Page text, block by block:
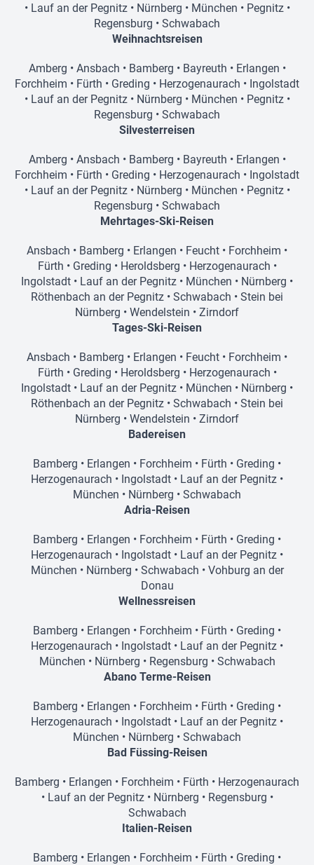
• Lauf an der Pegnitz• Nürnberg • München • Pegnitz•
Regensburg • Schwabach
Weihnachtsreisen
Amberg • Ansbach • Bamberg • Bayreuth • Erlangen •
Forchheim • Fürth • Greding • Herzogenaurach • Ingolstadt
• Lauf an der Pegnitz• Nürnberg • München • Pegnitz•
Regensburg • Schwabach
Silvesterreisen
Amberg • Ansbach • Bamberg • Bayreuth • Erlangen •
Forchheim • Fürth • Greding • Herzogenaurach • Ingolstadt
• Lauf an der Pegnitz• Nürnberg • München • Pegnitz•
Regensburg • Schwabach
Mehrtages-Ski-Reisen
Ansbach • Bamberg • Erlangen • Feucht • Forchheim •
Fürth • Greding • Heroldsberg • Herzogenaurach •
Ingolstadt • Lauf an der Pegnitz • München • Nürnberg •
Röthenbach an der Pegnitz • Schwabach • Stein bei
Nürnberg • Wendelstein • Zirndorf
Tages-Ski-Reisen
Ansbach • Bamberg • Erlangen • Feucht • Forchheim •
Fürth • Greding • Heroldsberg • Herzogenaurach •
Ingolstadt • Lauf an der Pegnitz • München • Nürnberg •
Röthenbach an der Pegnitz • Schwabach • Stein bei
Nürnberg • Wendelstein • Zirndorf
Badereisen
Bamberg • Erlangen • Forchheim • Fürth • Greding •
Herzogenaurach • Ingolstadt • Lauf an der Pegnitz •
München • Nürnberg • Schwabach
Adria-Reisen
Bamberg • Erlangen • Forchheim • Fürth • Greding •
Herzogenaurach • Ingolstadt • Lauf an der Pegnitz •
München • Nürnberg • Schwabach • Vohburg an der
Donau
Wellnessreisen
Bamberg • Erlangen • Forchheim • Fürth • Greding •
Herzogenaurach • Ingolstadt • Lauf an der Pegnitz •
München • Nürnberg • Regensburg • Schwabach
Abano Terme-Reisen
Bamberg • Erlangen • Forchheim • Fürth • Greding •
Herzogenaurach • Ingolstadt • Lauf an der Pegnitz •
München • Nürnberg • Schwabach
Bad Füssing-Reisen
Bamberg • Erlangen • Forchheim • Fürth • Herzogenaurach
• Lauf an der Pegnitz• Nürnberg • Regensburg •
Schwabach
Italien-Reisen
Bamberg • Erlangen • Forchheim • Fürth • Greding •